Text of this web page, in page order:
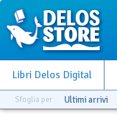
Libri Delos Digital
Sfoglia per Ultimi arrivi